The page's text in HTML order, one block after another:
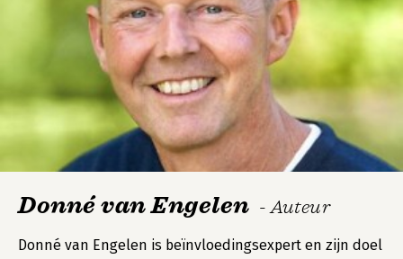
Donné van Engelen - Auteur
Donné van Engelen is beïnvloedingsexpert en zijn doel